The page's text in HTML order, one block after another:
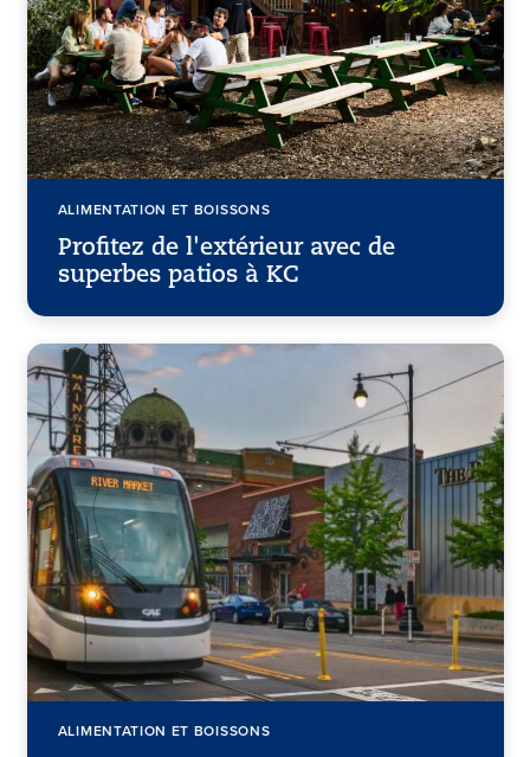
ALIMENTATION ET BOISSONS
Profitez de l'extérieur avec de
superbes patios à KC
ALIMENTATION ET BOISSONS